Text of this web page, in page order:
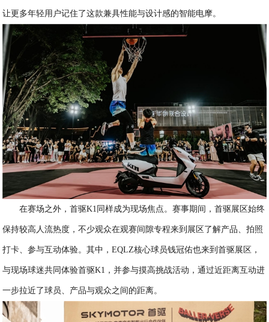
让更多年轻用户记住了这款兼具性能与设计感的智能电摩。
在赛场之外，首驱K1同样成为现场焦点。赛事期间，首驱展区始终
保持较高人流热度，不少观众在观赛间隙专程来到展区了解产品、拍照
打卡、参与互动体验。其中，EQLZ核心球员钱冠佑也来到首驱展区，
与现场球迷共同体验首驱K1，并参与摸高挑战活动，通过近距离互动进
一步拉近了球员、产品与观众之间的距离。